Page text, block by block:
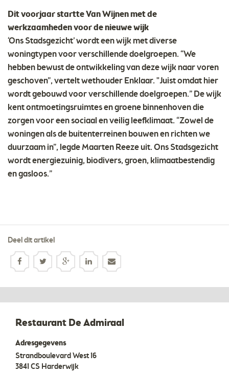
Dit voorjaar startte Van Wijnen met de
werkzaamheden voor de nieuwe wijk
‘Ons Stadsgezicht’ wordt een wijk met diverse
woningtypen voor verschillende doelgroepen. “We
hebben bewust de ontwikkeling van deze wijk naar voren
geschoven”, vertelt wethouder Enklaar. "Juist omdat hier
wordt gebouwd voor verschillende doelgroepen.” De wijk
kent ontmoetingsruimtes en groene binnenhoven die
zorgen voor een sociaal en veilig leefklimaat. “Zowel de
woningen als de buitenterreinen bouwen en richten we
duurzaam in”, legde Maarten Reeze uit. Ons Stadsgezicht
wordt energiezuinig, biodivers, groen, klimaatbestendig
en gasloos.”
Deel dit artikel
Restaurant De Admiraal
Adresgegevens
Strandboulevard West 16
3841 CS Harderwijk